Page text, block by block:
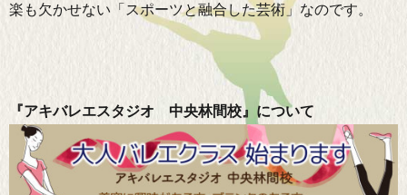
楽も欠かせない「スポーツと融合した芸術」なのです。
『アキバレエスタジオ 中央林間校』について